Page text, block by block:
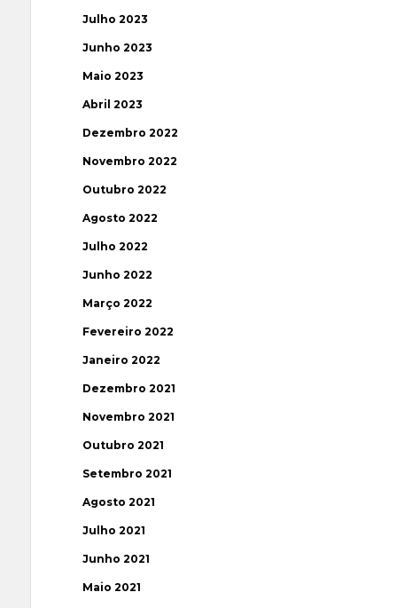
Julho 2023
Junho 2023
Maio 2023
Abril 2023
Dezembro 2022
Novembro 2022
Outubro 2022
Agosto 2022
Julho 2022
Junho 2022
Março 2022
Fevereiro 2022
Janeiro 2022
Dezembro 2021
Novembro 2021
Outubro 2021
Setembro 2021
Agosto 2021
Julho 2021
Junho 2021
Maio 2021